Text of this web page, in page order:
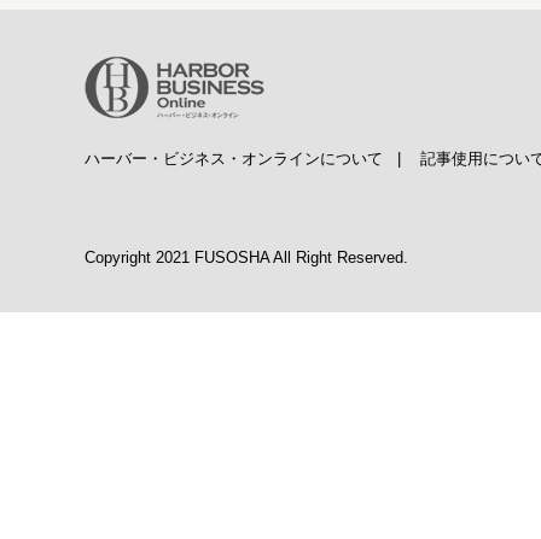
ハーバー・ビジネス・オンラインについて 記事使用につい
Copyright 2021 FUSOSHA All Right Reserved.